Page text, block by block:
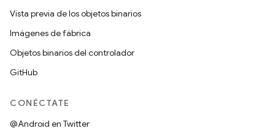
Vista previa de los objetos binarios
Imágenes de fábrica
Objetos binarios del controlador
GitHub
CONÉCTATE
@Android en Twitter